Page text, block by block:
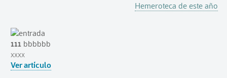
Hemeroteca de este año
111 bbbbbb
xxxx
Ver artículo